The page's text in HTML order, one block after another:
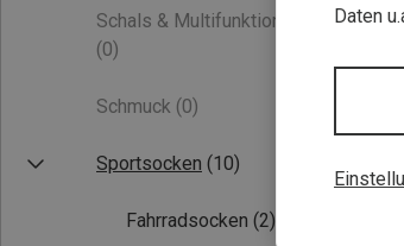
Schals & Multifunktionstücher
(0)
Schmuck (0)
Sportsocken (10)
Fahrradsocken (2)
Daten